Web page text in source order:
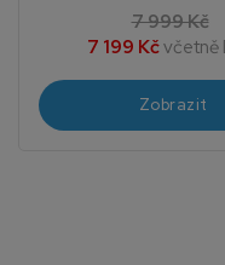
7 999 Kč
7 199 Kčvčetně
Zobrazit